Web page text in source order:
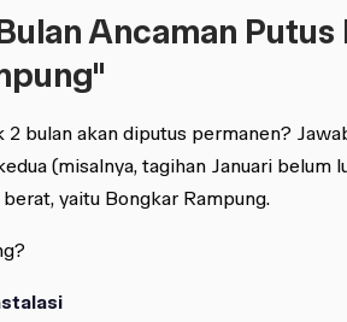
Ancaman Putus
bulan akan diputus permanen?
(misalnya, tagihan Januari belum
yaitu Bongkar Rampung.